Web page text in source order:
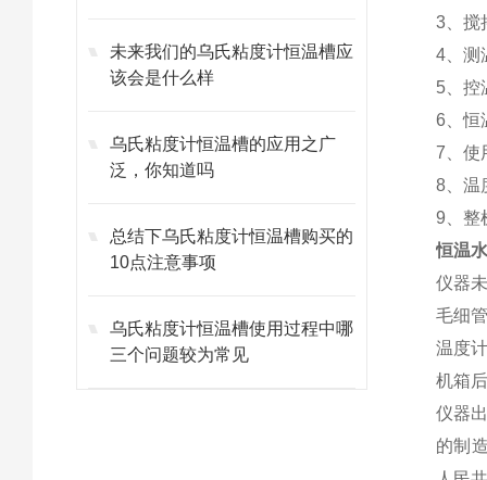
未来我们的乌氏粘度计恒温槽应
该会是什么样
乌氏粘度计恒温槽的应用之广
泛，你知道吗
总结下乌氏粘度计恒温槽购买的
10点注意事项
乌氏粘度计恒温槽使用过程中哪
三个问题较为常见
3、
4、
5、
6、
7、使
8、
9、
恒温
仪器
毛细
温度
机箱
仪器
的制